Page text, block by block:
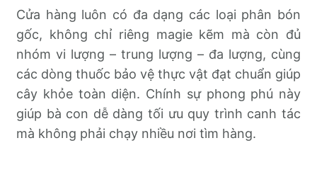
Cửa hàng luôn có đa dạng các loại phân bón
gốc, không chỉ riêng magie kẽm mà còn đủ
nhóm vi lượng – trung lượng – đa lượng, cùng
các dòng thuốc bảo vệ thực vật đạt chuẩn giúp
cây khỏe toàn diện. Chính sự phong phú này
giúp bà con dễ dàng tối ưu quy trình canh tác
mà không phải chạy nhiều nơi tìm hàng.